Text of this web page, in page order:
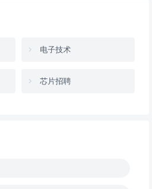
电子技术
芯片招聘